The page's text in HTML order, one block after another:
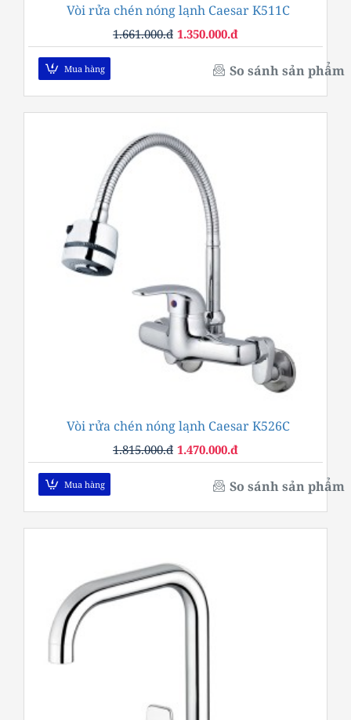
-19%
Vòi rửa chén nóng lạnh Caesar K511C
1.350.000.đ
1.661.000.đ
Mua hàng So sánh sản phẩm
-19%
Vòi rửa chén nóng lạnh Caesar K526C
1.470.000.đ
1.815.000.đ
Mua hàng So sánh sản phẩm